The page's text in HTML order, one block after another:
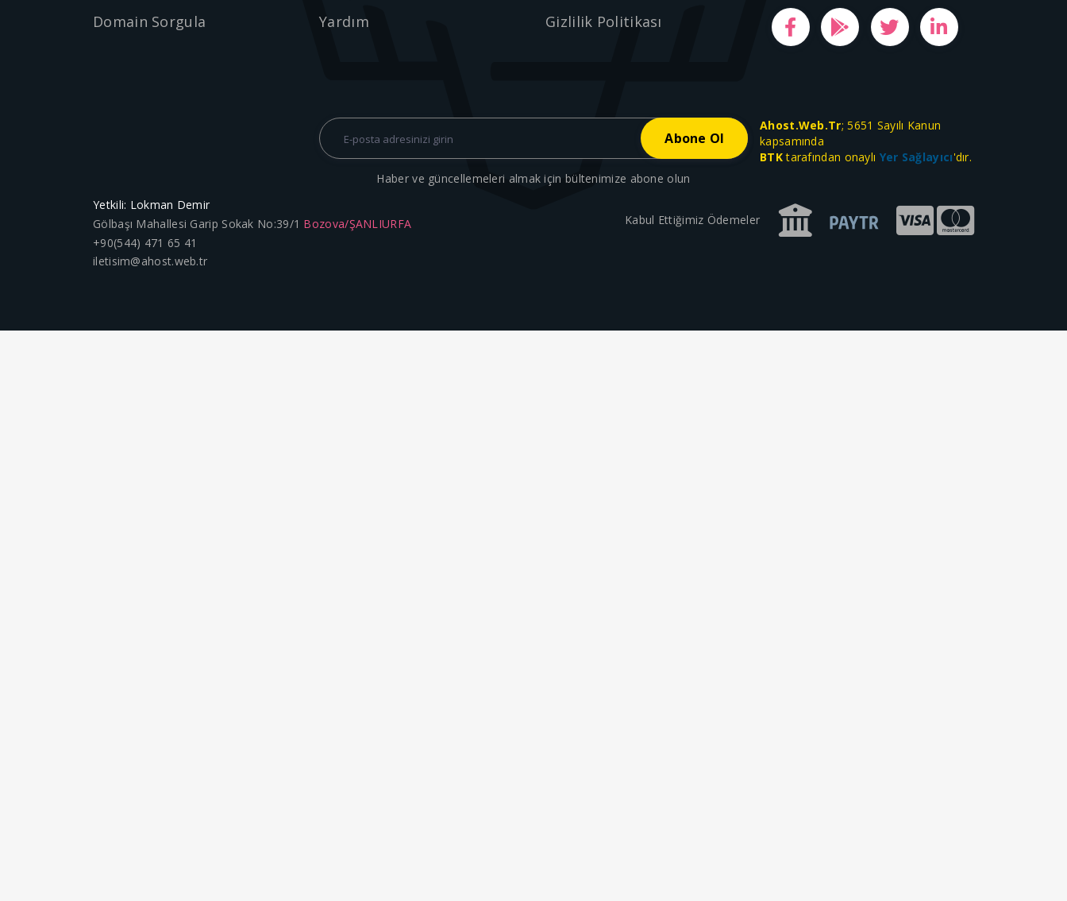
Domain Sorgula
Yardım
Gizlilik Politikası
Haber ve güncellemeleri almak için bültenimize abone olun
Ahost.Web.Tr; 5651 Sayılı Kanun
kapsamında
BTKtarafından onaylı Yer Sağlayıcı'dır.
Yetkili: Lokman Demir
Gölbaşı Mahallesi Garip Sokak No:39/1 Bozova/ŞANLIURFA
+90(544) 471 65 41
iletisim@ahost.web.tr
Kabul Ettiğimiz Ödemeler